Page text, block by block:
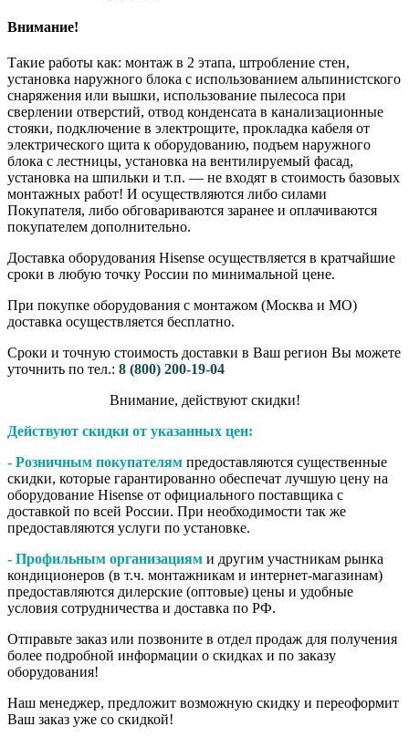
Внимание!
Такие работы как: монтаж в 2 этапа, штробление стен,
установка наружного блока с использованием альпинистского
снаряжения или вышки, использование пылесоса при
сверлении отверстий, отвод конденсата в канализационные
стояки, подключение в электрощите, прокладка кабеля от
электрического щита к оборудованию, подъем наружного
блока с лестницы, установка на вентилируемый фасад,
установка на шпильки и т.п. — не входят в стоимость базовых
монтажных работ! И осуществляются либо силами
Покупателя, либо обговариваются заранее и оплачиваются
покупателем дополнительно.
Доставка оборудования Hisense осуществляется в кратчайшие
сроки в любую точку России по минимальной цене.
При покупке оборудования с монтажом (Москва и МО)
доставка осуществляется бесплатно.
Сроки и точную стоимость доставки в Ваш регион Вы можете
уточнить по тел.: 8 (800) 200-19-04
Внимание,​ действуют​ скидки!
Действуют скидки от указанных цен:
- Розничным покупателям предоставляются существенные
скидки, которые гарантированно обеспечат лучшую цену на
оборудование Hisense от официального поставщика с
доставкой по всей России. При необходимости так же
предоставляются услуги по установке.
- Профильным организациям и другим участникам рынка
кондиционеров (в т.ч. монтажникам и интернет-магазинам)
предоставляются дилерские (оптовые) цены и удобные
условия сотрудничества и доставка по РФ.
Отправьте заказ или позвоните в отдел продаж для получения
более подробной информации о скидках и по заказу
оборудования!
Наш менеджер, предложит возможную скидку и переоформит
Ваш заказ уже со скидкой!